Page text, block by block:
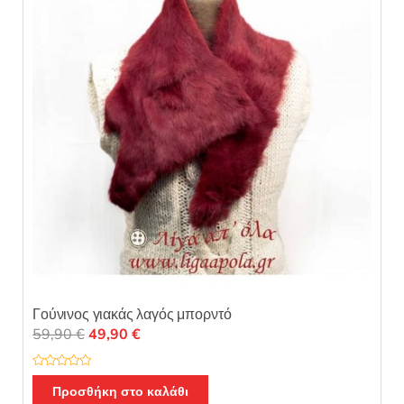
Γούνινος γιακάς λαγός μπορντό
Β
59,90€Original
price
was:
59,90 €.
49,90 €Η
τιμή
είναι:
Προσθήκη στο καλάθι